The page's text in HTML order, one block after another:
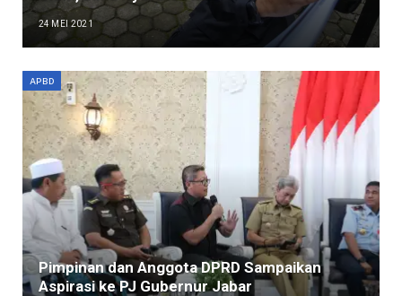
24 MEI 2021
APBD
Pimpinan dan Anggota DPRD Sampaikan
Aspirasi ke PJ Gubernur Jabar